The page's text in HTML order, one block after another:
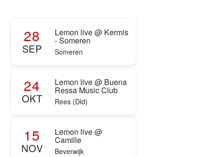
28
SEP
Lemon live @ Kermis
- Someren
Someren
24
OKT
Lemon live @ Buena
Ressa Music Club
Rees (Dld)
15
NOV
Lemon live @
Camille
Beverwijk